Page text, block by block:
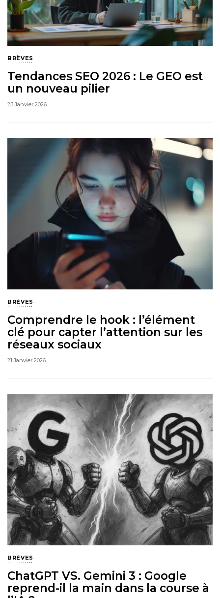
BRÈVES
Tendances SEO 2026 : Le GEO est
un nouveau pilier
23 Janvier 2026
BRÈVES
Comprendre le hook : l’élément
clé pour capter l’attention sur les
réseaux sociaux
21 Janvier 2026
BRÈVES
ChatGPT VS. Gemini 3 : Google
reprend-il la main dans la course à